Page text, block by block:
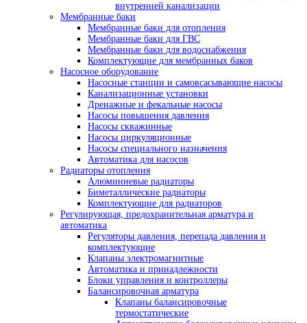
внутренней канализации
Мембранные баки
Мембранные баки для отопления
Мембранные баки для ГВС
Мембранные баки для водоснабжения
Комплектующие для мембранных баков
Насосное оборудование
Насосные станции и самовсасывающие насосы
Канализационные установки
Дренажные и фекальные насосы
Насосы повышения давления
Насосы скважинные
Насосы циркуляционные
Насосы специального назначения
Автоматика для насосов
Радиаторы отопления
Алюминиевые радиаторы
Биметаллические радиаторы
Комплектующие для радиаторов
Регулирующая, предохранительная арматура и
автоматика
Регуляторы давления, перепада давления и
комплектующие
Клапаны электромагнитные
Автоматика и принадлежности
Блоки управления и контроллеры
Балансировочная арматура
Клапаны балансировочные
термостатические